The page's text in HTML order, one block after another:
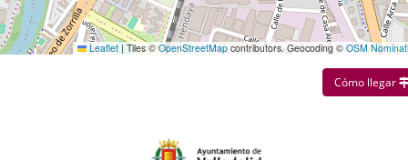
Leaflet | Tiles ©OpenStreetMap contributors. Geocoding © OSM
Cómo llegar